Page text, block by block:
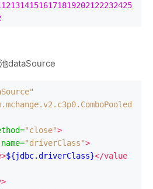
dataSource
="close">
name="driverClass">
${jdbc.driverClass}</value